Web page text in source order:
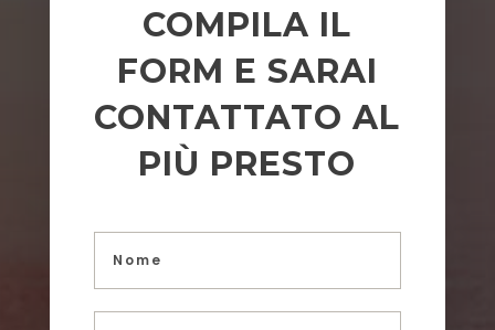
COMPILA IL
FORM E SARAI
CONTATTATO AL
PIÙ PRESTO